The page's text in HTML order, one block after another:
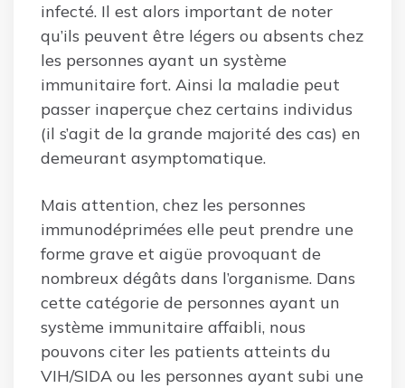
infecté. Il est alors important de noter
qu’ils peuvent être légers ou absents chez
les personnes ayant un système
immunitaire fort. Ainsi la maladie peut
passer inaperçue chez certains individus
(il s’agit de la grande majorité des cas) en
demeurant asymptomatique.
Mais attention, chez les personnes
immunodéprimées elle peut prendre une
forme grave et aigüe provoquant de
nombreux dégâts dans l’organisme. Dans
cette catégorie de personnes ayant un
système immunitaire affaibli, nous
pouvons citer les patients atteints du
VIH/SIDA ou les personnes ayant subi une